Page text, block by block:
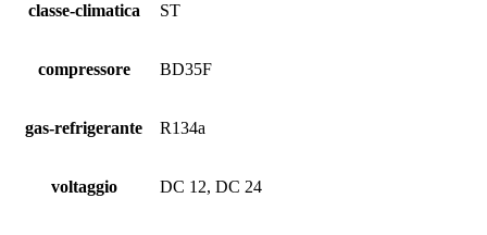
classe-climatica ST
compressore BD35F
gas-refrigerante R134a
voltaggio DC 12, DC 24